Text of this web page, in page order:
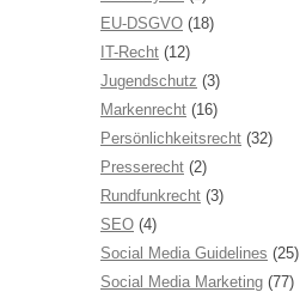
EU-DSGVO (18)
IT-Recht (12)
Jugendschutz (3)
Markenrecht (16)
Persönlichkeitsrecht (32)
Presserecht (2)
Rundfunkrecht (3)
SEO (4)
Social Media Guidelines (25)
Social Media Marketing (77)